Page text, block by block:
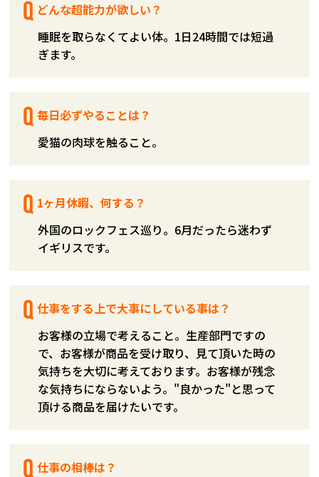
どんな超能力が欲しい？
睡眠を取らなくてよい体。1日24時間では短過
ぎます。
毎日必ずやることは？
愛猫の肉球を触ること。
1ヶ月休暇、何する？
外国のロックフェス巡り。6月だったら迷わず
イギリスです。
仕事をする上で大事にしている事は？
お客様の立場で考えること。生産部門ですの
で、お客様が商品を受け取り、見て頂いた時の
気持ちを大切に考えております。お客様が残念
な気持ちにならないよう。"良かった"と思って
頂ける商品を届けたいです。
仕事の相棒は？